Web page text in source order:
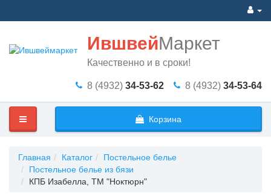
ИвшвейМаркет
Качественно и в сроки!
8 (4932) 34-53-62 8 (4932) 34-53-64
Корзина
Главная Каталог
Постельное белье
Постельное белье из бязи
КПБ Изабелла, ТМ "Ноктюрн"